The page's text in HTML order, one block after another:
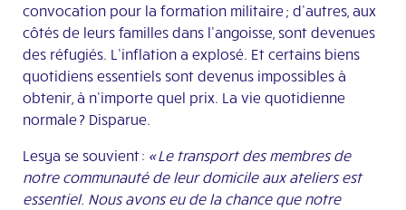
convocation pour la formation militaire ; d’autres, aux
côtés de leurs familles dans l’angoisse, sont devenues
des réfugiés. L’inflation a explosé. Et certains biens
quotidiens essentiels sont devenus impossibles à
obtenir, à n’importe quel prix. La vie quotidienne
normale ? Disparue.
Lesya se souvient : « Le transport des membres de
notre communauté de leur domicile aux ateliers est
essentiel. Nous avons eu de la chance que notre